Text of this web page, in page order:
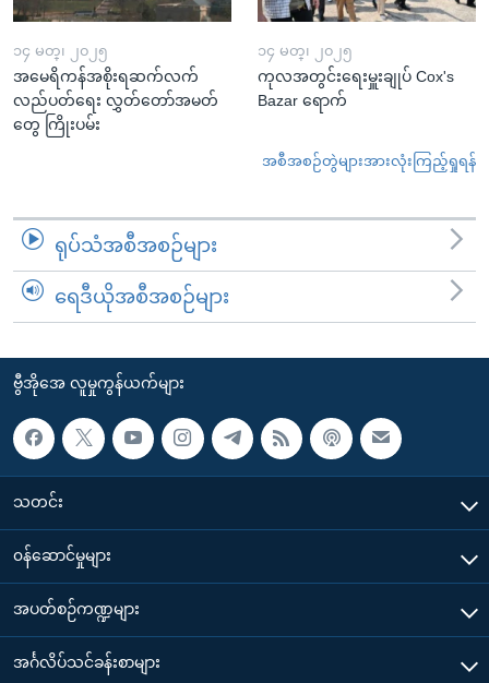
၁၄ မတ္၊ ၂၀၂၅
အမေရိကန်အစိုးရဆက်လက်
လည်ပတ်ရေး လွှတ်တော်အမတ်
တွေ ကြိုးပမ်း
၁၄ မတ္၊ ၂၀၂၅
ကုလအတွင်းရေးမှူးချုပ် Cox's
Bazar ရောက်
အစီအစဉ်တွဲများအားလုံးကြည့်ရှုရန်
ရုပ်သံအစီအစဉ်များ
ရေဒီယိုအစီအစဉ်များ
ဗွီအိုအေ လူမှုကွန်ယက်များ
သတင်း
၀န်ဆောင်မှုများ
အပတ်စဉ်ကဏ္ဍများ
အင်္ဂလိပ်သင်ခန်းစာများ